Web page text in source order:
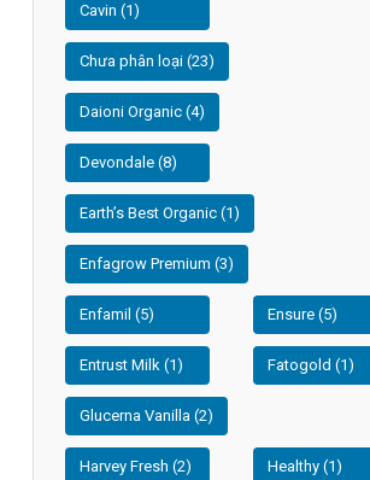
Cavin (1)
Chưa phân loại (23)
Daioni Organic (4)
Devondale (8)
Earth’s Best Organic (1)
Enfagrow Premium (3)
Enfamil (5) Ensure (5)
Entrust Milk (1) Fatogold (1)
Glucerna Vanilla (2)
Harvey Fresh (2) Healthy (1)